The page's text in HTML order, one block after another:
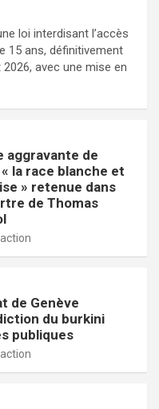
loi interdisant l’accès
15 ans, définitivement
avec une mise en
aggravante de
la race blanche et
» retenue dans
de Thomas
de Genève
du burkini
publiques